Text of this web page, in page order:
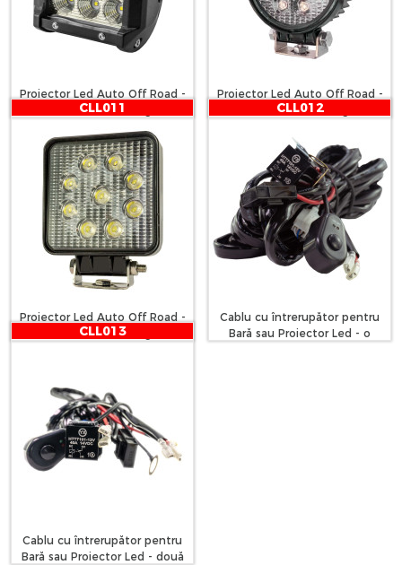
Proiector Led Auto Off Road -
18W - 6 SMD LED Carguard
Proiector Led Auto Off Road -
27W - 9 SMD LED Carguard
CLL011
Proiector Led Auto Off Road -
27W - 9 SMD LED Carguard
CLL012
Cablu cu întrerupător pentru
Bară sau Proiector Led - o
CLL013
Cablu cu întrerupător pentru
Bară sau Proiector Led - două